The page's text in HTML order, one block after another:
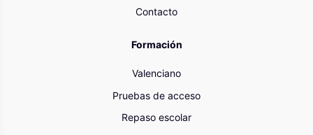
Contacto
Formación
Valenciano
Pruebas de acceso
Repaso escolar